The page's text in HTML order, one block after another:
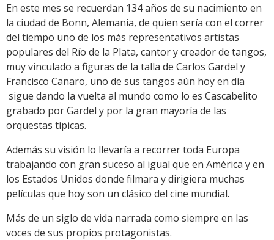
En este mes se recuerdan 134 años de su nacimiento en
la ciudad de Bonn, Alemania, de quien sería con el correr
del tiempo uno de los más representativos artistas
populares del Río de la Plata, cantor y creador de tangos,
muy vinculado a figuras de la talla de Carlos Gardel y
Francisco Canaro, uno de sus tangos aún hoy en día
sigue dando la vuelta al mundo como lo es Cascabelito
grabado por Gardel y por la gran mayoría de las
orquestas típicas.
Además su visión lo llevaría a recorrer toda Europa
trabajando con gran suceso al igual que en América y en
los Estados Unidos donde filmara y dirigiera muchas
películas que hoy son un clásico del cine mundial.
Más de un siglo de vida narrada como siempre en las
voces de sus propios protagonistas.